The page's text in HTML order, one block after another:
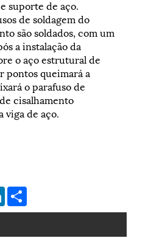
suporte de aço.
de soldagem do
são soldados, com um
a instalação da
o aço estrutural de
pontos queimará a
o parafuso de
cisalhamento
de aço.
LinkedIn